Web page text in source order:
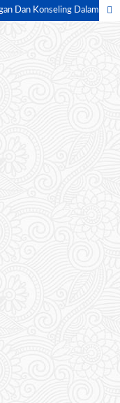
Analisis Penerapan Prinsip-Prinsip Bimbingan Dan Konseling Dalam Layanan Pendidikan